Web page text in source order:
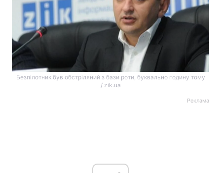
Безпілотник був обстріляний з бази роти, буквально годину тому
/ zik.ua
Реклама